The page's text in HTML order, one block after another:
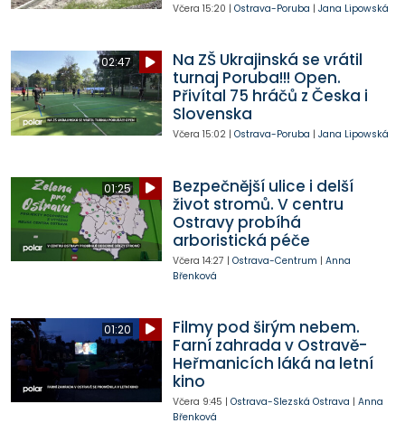
Včera 15:20 | Ostrava-Poruba | Jana Lipowská
02:47
Na ZŠ Ukrajinská se vrátil
turnaj Poruba!!! Open.
Přivítal 75 hráčů z Česka i
Slovenska
Včera 15:02| Ostrava-Poruba | Jana Lipowská
01:25
Bezpečnější ulice i delší
život stromů. V centru
Ostravy probíhá
arboristická péče
Včera 14:27 | Ostrava-Centrum | Anna
Břenková
01:20
Filmy pod širým nebem.
Farní zahrada v Ostravě-
Heřmanicích láká na letní
kino
Včera 9:45 | Ostrava-Slezská Ostrava | Anna
Břenková